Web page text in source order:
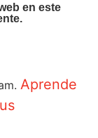
en este
Aprende